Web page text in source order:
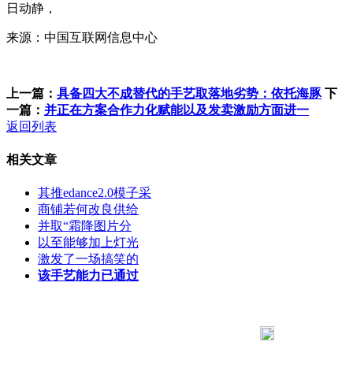
日动静，
来源：中国互联网信息中心
上一篇： 具备四大不成替代的手艺取落地劣势：依托海豚 下
一篇： 并正在方案合作力化赋能以及发卖激励方面进一
返回列表
相关文章
其推edance2.0模子采
商铺若何改良供给
并取“霜降图片分
以至能够加上灯光
激发了一场搞笑的
该手艺能力已通过